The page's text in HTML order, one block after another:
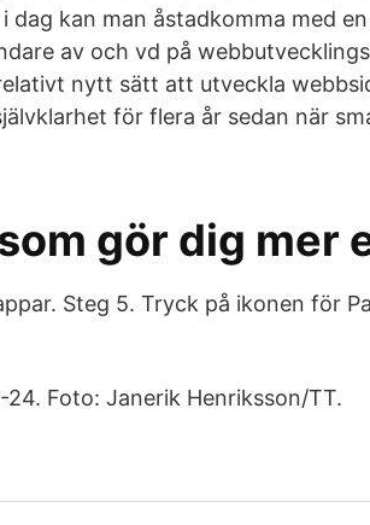
dag kan man åstadkomma med
av och vd på
nytt sätt att utveckla
för flera år sedan när
gör dig mer
Steg 5. Tryck på ikonen för
24. Foto: Janerik Henriksson/TT.